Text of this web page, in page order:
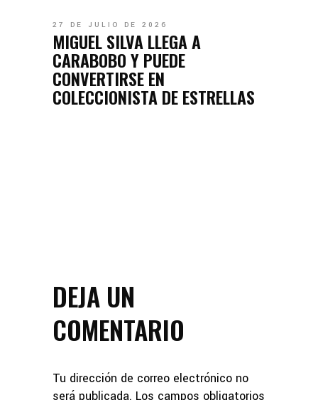
27 DE JULIO DE 2026
MIGUEL SILVA LLEGA A
CARABOBO Y PUEDE
CONVERTIRSE EN
COLECCIONISTA DE ESTRELLAS
DEJA UN
COMENTARIO
Tu dirección de correo electrónico no
será publicada. Los campos obligatorios